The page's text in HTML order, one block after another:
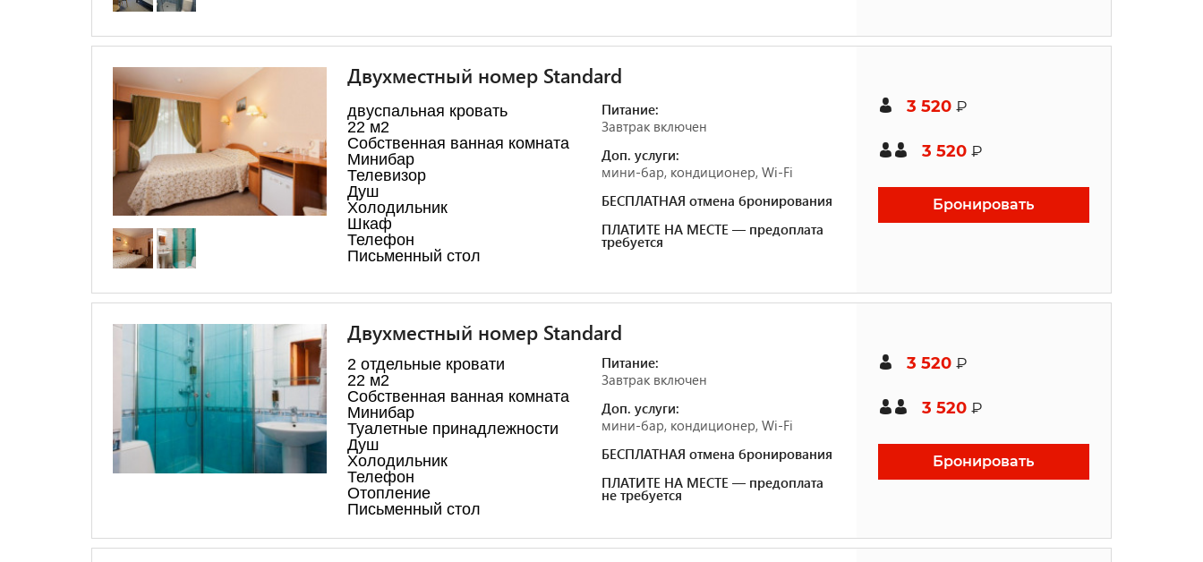
Двухместный номер Standard
двуспальная кровать
22 м2
Собственная ванная комната
Минибар
Телевизор
Душ
Холодильник
Шкаф
Телефон
Письменный стол
Питание:
Завтрак включен
Доп. услуги:
мини-бар, кондиционер, Wi-Fi
БЕСПЛАТНАЯ отмена бронирования
ПЛАТИТЕ НА МЕСТЕ — предоплата
требуется
3 520 ₽
3 520 ₽
Бронировать
Двухместный номер Standard
2 отдельные кровати
22 м2
Собственная ванная комната
Минибар
Туалетные принадлежности
Душ
Холодильник
Телефон
Отопление
Письменный стол
Питание:
Завтрак включен
Доп. услуги:
мини-бар, кондиционер, Wi-Fi
БЕСПЛАТНАЯ отмена бронирования
ПЛАТИТЕ НА МЕСТЕ — предоплата
не требуется
3 520 ₽
3 520 ₽
Бронировать